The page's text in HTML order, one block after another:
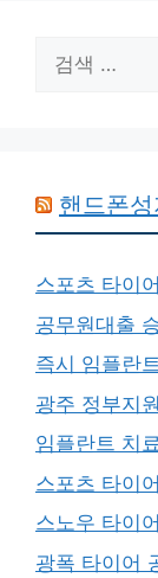
색:
핸드폰성
스포츠 타이
공무원대출
즉시 임플란
광주 정부지
임플란트 치
스포츠 타이
스노우 타이
광폭 타이어